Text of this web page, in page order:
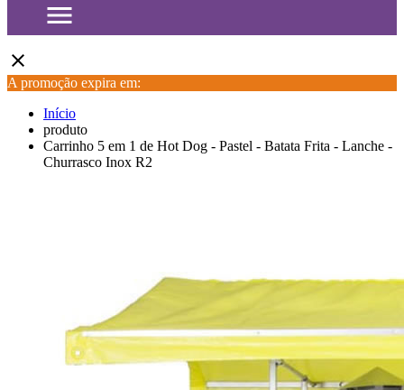
menu
close
A promoção expira em:
Início
produto
Carrinho 5 em 1 de Hot Dog - Pastel - Batata Frita - Lanche -
Churrasco Inox R2